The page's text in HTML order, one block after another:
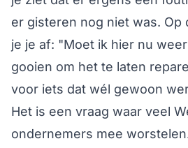
er gisteren nog niet was. Op
je je af: "Moet ik hier nu
gooien om het te laten
voor iets dat wél gewoon
Het is een vraag waar veel
ondernemers mee